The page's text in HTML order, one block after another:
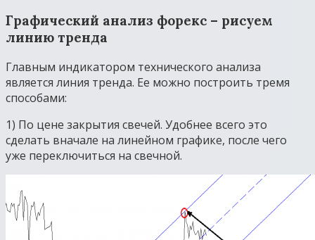
Графический анализ форекс – рисуем
линию тренда
Главным индикатором технического анализа
является линия тренда. Ее можно построить тремя
способами:
1) По цене закрытия свечей. Удобнее всего это
сделать вначале на линейном графике, после чего
уже переключиться на свечной.